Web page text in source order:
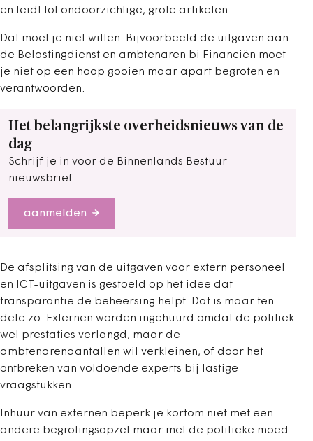
en leidt tot ondoorzichtige, grote artikelen.
Dat moet je niet willen. Bijvoorbeeld de uitgaven aan
de Belastingdienst en ambtenaren bi Financiën moet
je niet op een hoop gooien maar apart begroten en
verantwoorden.
Het belangrijkste overheidsnieuws van de
dag
Schrijf je in voor de Binnenlands Bestuur
nieuwsbrief
aanmelden
De afsplitsing van de uitgaven voor extern personeel
en ICT-uitgaven is gestoeld op het idee dat
transparantie de beheersing helpt. Dat is maar ten
dele zo. Externen worden ingehuurd omdat de politiek
wel prestaties verlangd, maar de
ambtenarenaantallen wil verkleinen, of door het
ontbreken van voldoende experts bij lastige
vraagstukken.
Inhuur van externen beperk je kortom niet met een
andere begrotingsopzet maar met de politieke moed